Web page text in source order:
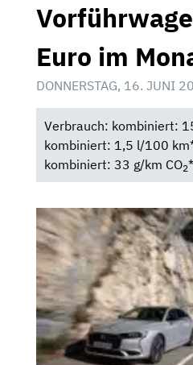
Euro im
DONNERSTAG, 16. JUNI
Verbrauch: kombiniert:
kombiniert: 1,5 l/100
kombiniert: 33 g/km CO2*